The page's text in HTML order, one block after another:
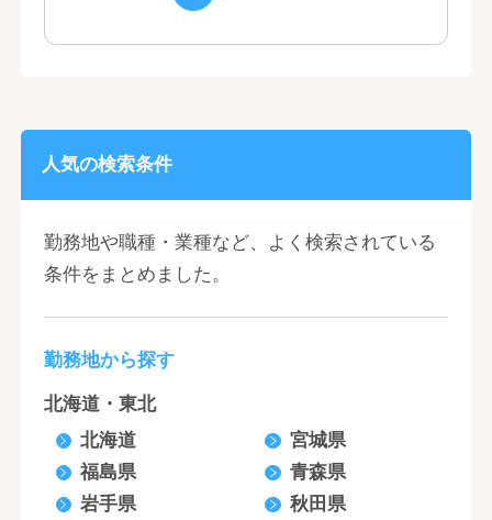
人気の検索条件
勤務地や職種・業種など、よく検索されている
条件をまとめました。
勤務地から探す
北海道・東北
北海道
宮城県
福島県
青森県
岩手県
秋田県